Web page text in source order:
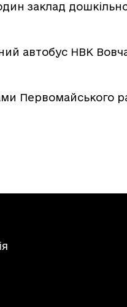
заклад
автобус НВК